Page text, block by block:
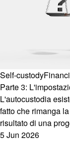
Self-custody
Parte 3:
L'autocustodia
fatto che rimanga
risultato di una
5 Jun 2026